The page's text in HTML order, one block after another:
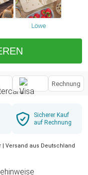
Löwe
Rechnung
Sicherer Kauf
auf Rechnung
Versand aus Deutschland